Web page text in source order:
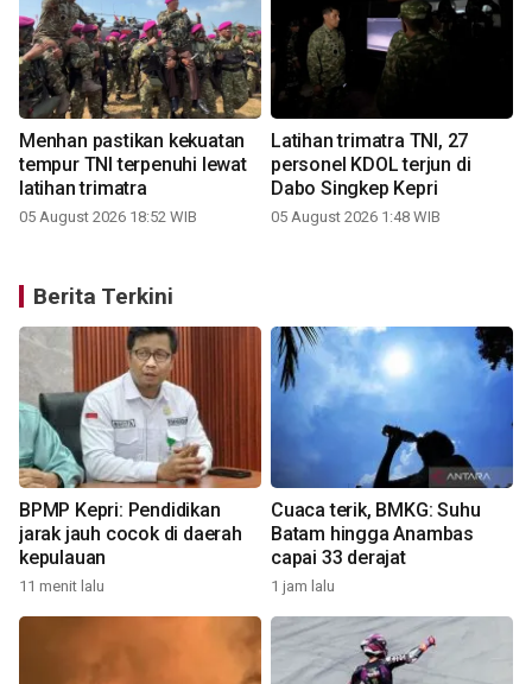
Menhan pastikan kekuatan
tempur TNI terpenuhi lewat
latihan trimatra
05 August 2026 18:52 WIB
Latihan trimatra TNI, 27
personel KDOL terjun di
Dabo Singkep Kepri
05 August 2026 1:48 WIB
Berita Terkini
BPMP Kepri: Pendidikan
jarak jauh cocok di daerah
kepulauan
11 menit lalu
Cuaca terik, BMKG: Suhu
Batam hingga Anambas
capai 33 derajat
1 jam lalu